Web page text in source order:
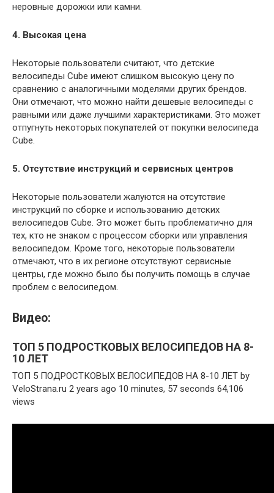
неровные дорожки или камни.
4. Высокая цена
Некоторые пользователи считают, что детские
велосипеды Cube имеют слишком высокую цену по
сравнению с аналогичными моделями других брендов.
Они отмечают, что можно найти дешевые велосипеды с
равными или даже лучшими характеристиками. Это может
отпугнуть некоторых покупателей от покупки велосипеда
Cube.
5. Отсутствие инструкций и сервисных центров
Некоторые пользователи жалуются на отсутствие
инструкций по сборке и использованию детских
велосипедов Cube. Это может быть проблематично для
тех, кто не знаком с процессом сборки или управления
велосипедом. Кроме того, некоторые пользователи
отмечают, что в их регионе отсутствуют сервисные
центры, где можно было бы получить помощь в случае
проблем с велосипедом.
Видео:
ТОП 5 ПОДРОСТКОВЫХ ВЕЛОСИПЕДОВ НА 8-
10 ЛЕТ
ТОП 5 ПОДРОСТКОВЫХ ВЕЛОСИПЕДОВ НА 8-10 ЛЕТ by
VeloStrana.ru 2 years ago 10 minutes, 57 seconds 64,106
views